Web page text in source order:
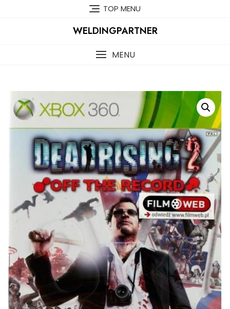
TOP MENU
WELDINGPARTNER
MENU